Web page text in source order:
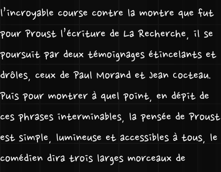
l’incroyable course contre la montre que fut
pour Proust l’écriture de La Recherche, il se
poursuit par deux témoignages étincelants et
drôles, ceux de Paul Morand et Jean Cocteau.
Puis pour montrer à quel point, en dépit de
ces phrases interminables, la pensée de Proust
est simple, lumineuse et accessibles à tous, le
comédien dira trois larges morceaux de